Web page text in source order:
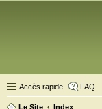
Accès rapide FAQ
Le Site
Index